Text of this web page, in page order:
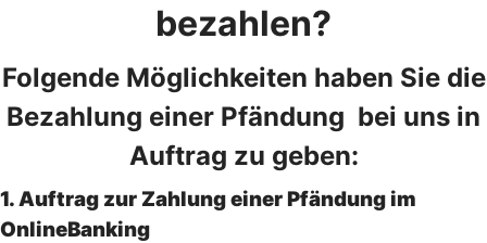
bezahlen?
Folgende Möglichkeiten haben Sie die
Bezahlung einer Pfändung bei uns in
Auftrag zu geben:
1. Auftrag zur Zahlung einer Pfändung im
OnlineBanking